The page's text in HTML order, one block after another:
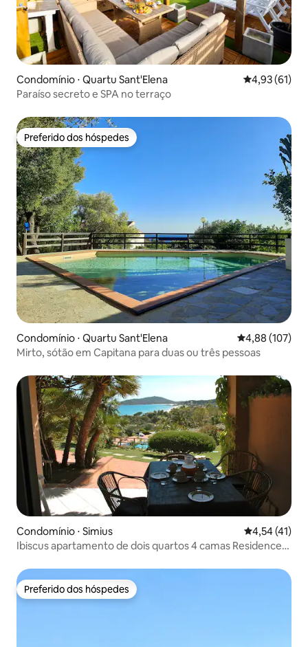
Condomínio ⋅ Quartu Sant'Elena 4,93 de uma
4,93 (61)
Paraíso secreto e SPA no terraço
Preferido dos hóspedes
Preferido dos hóspedes
Condomínio ⋅ Quartu Sant'Elena 4,88 de uma
4,88 (107)
Mirto, sótão em Capitana para duas ou três pessoas
Condomínio ⋅ Simius 4,54 de uma
4,54 (41)
Ibiscus apartamento de dois quartos 4 camas Residence
Preferido dos hóspedes
Preferido dos hóspedes